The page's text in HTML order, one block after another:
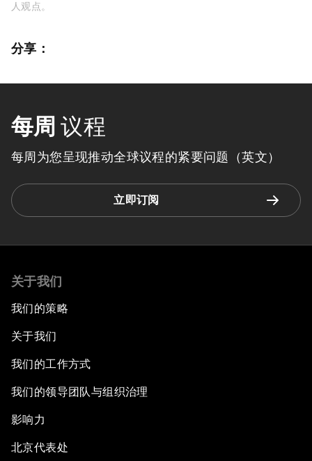
人观点。
分享：
每周 议程
每周为您呈现推动全球议程的紧要问题（英文）
立即订阅
关于我们
我们的策略
关于我们
我们的工作方式
我们的领导团队与组织治理
影响力
北京代表处